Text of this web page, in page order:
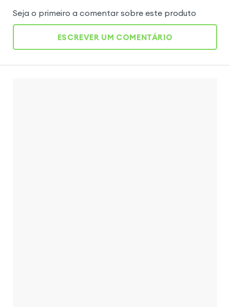
Seja o primeiro a comentar sobre este produto
ESCREVER UM COMENTÁRIO